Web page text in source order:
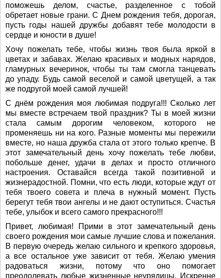
поможешь делом, счастье, разделенное с тобой
обретает новые грани. С Днем рождения тебя, дорогая,
пусть годы нашей дружбы добавят тебе молодости в
сердце и юности в душе!
Хочу пожелать тебе, чтобы жизнь твоя была яркой в
цветах и забавах. Желаю красивых и модных нарядов,
гламурных вечеринок, чтобы ты там смогла танцевать
до упаду. Будь самой веселой и самой цветущей, а так
же подругой моей самой лучшей!
С днём рождения моя любимая подруга!!! Сколько лет
мы вместе встречаем твой праздник? Ты в моей жизни
стала самым дорогим человеком, которого не
променяешь ни на кого. Разные моменты мы пережили
вместе, но наша дружба стала от этого только крепче. В
этот замечательный день хочу пожелать тебе любви,
побольше денег, удачи в делах и просто отличного
настроения. Оставайся всегда такой позитивной и
жизнерадостной. Помни, что есть люди, которые ждут от
тебя твоего совета и плеча в нужный момент. Пусть
берегут тебя твои ангелы и не дают оступиться. Счастья
тебе, улыбок и всего самого прекрасного!!!
Привет, любимая! Прими в этот замечательный день
своего рождения мои самые лучшие слова и пожелания.
В первую очередь желаю сильного и крепкого здоровья,
а все остальное уже зависит от тебя. Желаю умения
радоваться жизни, потому что оно помогает
преодолевать любые жизненные неурядицы. Искренне